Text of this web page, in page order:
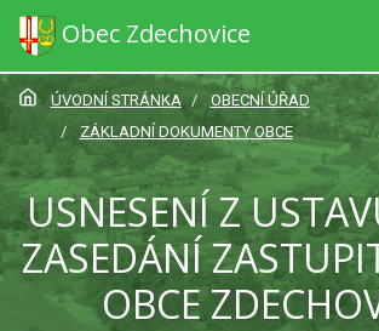
Obec Zdechovice
ÚVODNÍ STRÁNKA
OBECNÍ ÚŘAD
ZÁKLADNÍ DOKUMENTY OBCE
USNESENÍ Z
ZASEDÁNÍ
OBCE